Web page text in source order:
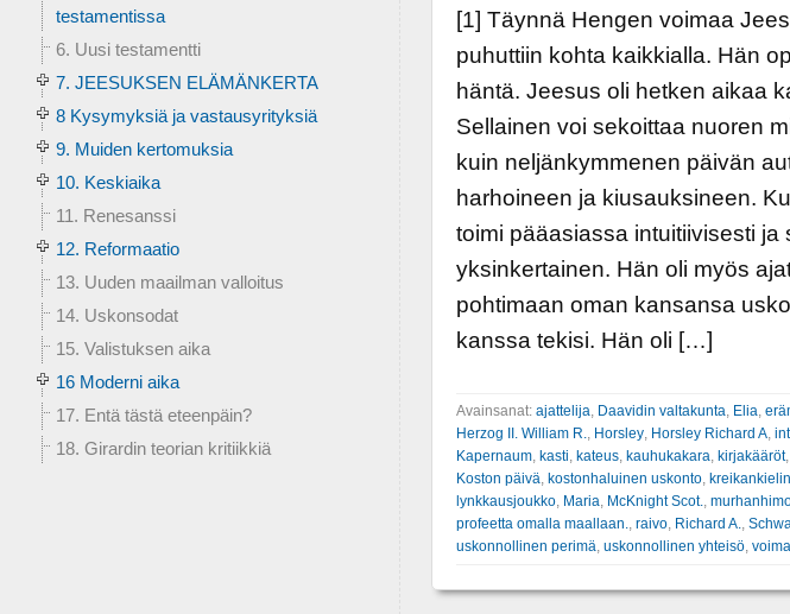
[1] Täynnä Hengen voimaa
puhuttiin kohta kaikkialla. Hän
häntä. Jeesus oli hetken aikaa
Sellainen voi sekoittaa nuoren
kuin neljänkymmenen päivän
harhoineen ja kiusauksineen.
toimi pääasiassa intuitiivisesti ja
yksinkertainen. Hän oli myös
pohtimaan oman kansansa
kanssa tekisi. Hän oli […]
Avainsanat: ajattelija Daavidin valtakunta Elia
Herzog II. William R.
Horsley, Horsley Richard A,
Kapernaum, kasti kateus, kauhukakara kirjakääröt,
Koston päivä kostonhaluinen uskonto,
lynkkausjoukko, Maria McKnight Scot.
profeetta omalla maallaan.
raivo, Richard A.
uskonnollinen perimä uskonnollinen yhteisö,
testamentissa
6. Uusi testamentti
7. JEESUKSEN ELÄMÄNKERTA
8 Kysymyksiä ja vastausyrityksiä
9. Muiden kertomuksia
10. Keskiaika
11. Renesanssi
12. Reformaatio
13. Uuden maailman valloitus
14. Uskonsodat
15. Valistuksen aika
16 Moderni aika
17. Entä tästä eteenpäin?
18. Girardin teorian kritiikkiä